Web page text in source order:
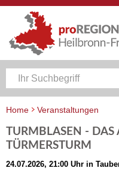
Home
Veranstaltungen
TURMBLASEN - DAS
TÜRMERSTURM
24.07.2026, 21:00 Uhr in